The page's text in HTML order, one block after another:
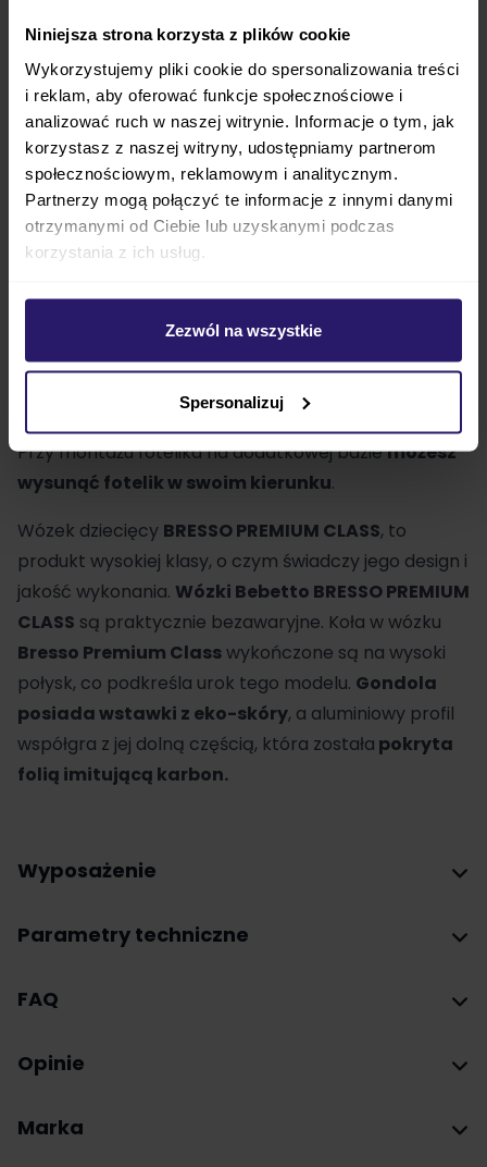
Niniejsza strona korzysta z plików cookie
Wykorzystujemy pliki cookie do spersonalizowania treści
i reklam, aby oferować funkcje społecznościowe i
analizować ruch w naszej witrynie. Informacje o tym, jak
korzystasz z naszej witryny, udostępniamy partnerom
społecznościowym, reklamowym i analitycznym.
Partnerzy mogą połączyć te informacje z innymi danymi
otrzymanymi od Ciebie lub uzyskanymi podczas
korzystania z ich usług.
Zezwól na wszystkie
Spersonalizuj
BEBETTOBRESSO PREMIUM CLASS, to
wielofunkcyjnywózek dziecięcywykonany z
wysokiej jakości materiałów, zdbałością o
najdrobniejsze szczegóły, na światowym poziomie.
Komplet składa sięz wózka głęboko-spacerowego
BEBETTOBRESSO PREMIUM CLAS
dzieci do 13 kg wagi. Całośćdopełnia elegancka
torba pielęgnacyjnaoraz praktyczna folia i
Przy montażu fotelika na dodatkowej baziemożesz
wysunąć fotelik w swoim kierunku.
Wózek dziecięcy BRESSO PREMIUM CLASS, to
produkt wysokiej klasy, o czym świadczy jego design i
jakość wykonania. Wózki Bebetto BRESSO PREMIUM
CLASS są praktycznie bezawaryjne. Koła w wózku
Bresso Premium Classwykończone są na wysoki
połysk, co podkreśla urok tego modelu. Gondola
posiada wstawki z eko-skóry, a aluminiowy profil
współgra z jej dolną częścią, która została pokryta
folią imitującą karbon.
Wyposażenie
Parametry techniczne
FAQ
Opinie
Marka